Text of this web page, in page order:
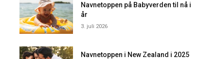
Navnetoppen på Babyverden til nå i
år
3. juli 2026
Navnetoppen i New Zealand i 2025